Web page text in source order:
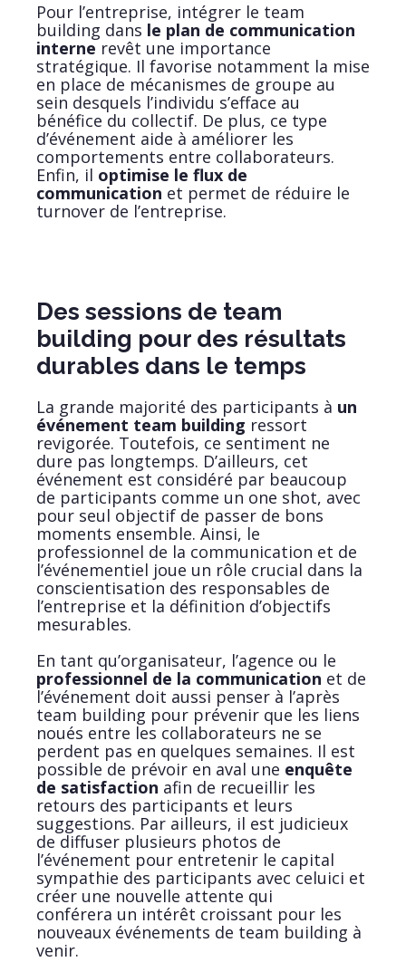
Pour l’entreprise, intégrer le team
building dans le plan de communication
interne revêt une importance
stratégique. Il favorise notamment la mise
en place de mécanismes de groupe au
sein desquels l’individu s’efface au
bénéfice du collectif. De plus, ce type
d’événement aide à améliorer les
comportements entre collaborateurs.
Enfin, il optimise le flux de
communication et permet de réduire le
turnover de l’entreprise.
Des sessions de team
building pour des résultats
durables dans le temps
La grande majorité des participants à un
événement team building ressort
revigorée. Toutefois, ce sentiment ne
dure pas longtemps. D’ailleurs, cet
événement est considéré par beaucoup
de participants comme un one shot, avec
pour seul objectif de passer de bons
moments ensemble. Ainsi, le
professionnel de la communication et de
l’événementiel joue un rôle crucial dans la
conscientisation des responsables de
l’entreprise et la définition d’objectifs
mesurables.
En tant qu’organisateur, l’agence ou le
professionnel de la communication et de
l’événement doit aussi penser à l’après
team building pour prévenir que les liens
noués entre les collaborateurs ne se
perdent pas en quelques semaines. Il est
possible de prévoir en aval une enquête
de satisfaction afin de recueillir les
retours des participants et leurs
suggestions. Par ailleurs, il est judicieux
de diffuser plusieurs photos de
l’événement pour entretenir le capital
sympathie des participants avec celui­ci et
créer une nouvelle attente qui
conférera un intérêt croissant pour les
nouveaux événements de team building à
venir.